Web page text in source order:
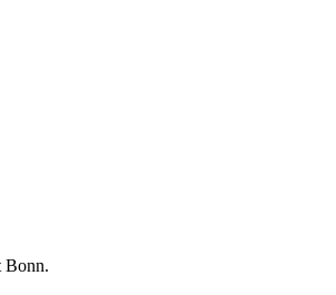
Bonn.